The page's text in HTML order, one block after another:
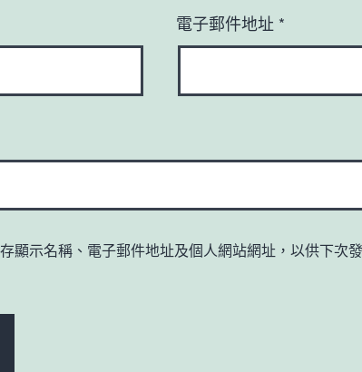
電子郵件地址 *
顯示名稱、電子郵件地址及個人網站網址，以供下次